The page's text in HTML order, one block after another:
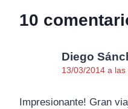
10
Diego
13/03/2014 a las
Impresionante! Gran